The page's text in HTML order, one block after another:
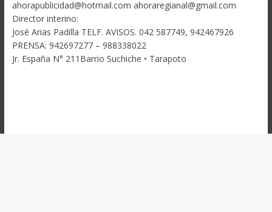
ahorapublicidad@hotmail.com ahoraregianal@gmail.com
Director interino:
José Arias Padilla TELF. AVISOS. 042 587749, 942467926
PRENSA: 942697277 – 988338022
Jr. España N° 211Barrio Suchiche • Tarapoto